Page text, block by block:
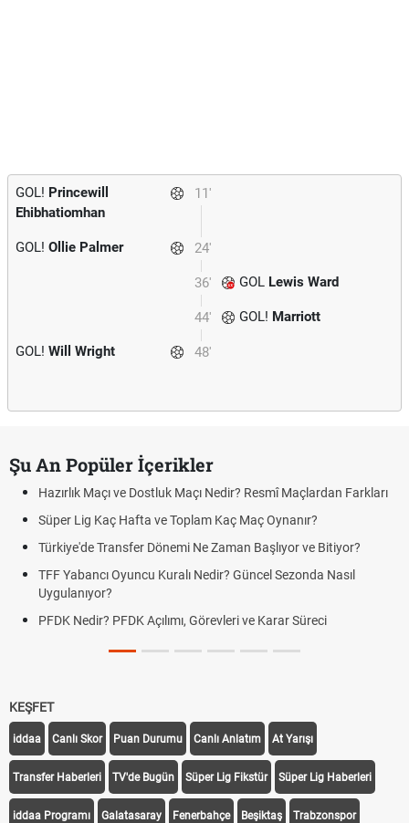
11'
GOL! Princewill
Ehibhatiomhan
24'
GOL! Ollie Palmer
36' GOL Lewis Ward
44' GOL! Marriott
48'
GOL! Will Wright
Şu An Popüler İçerikler
Hazırlık Maçı ve Dostluk Maçı Nedir? Resmî Maçlardan Farkları
Süper Lig Kaç Hafta ve Toplam Kaç Maç Oynanır?
Türkiye'de Transfer Dönemi Ne Zaman Başlıyor ve Bitiyor?
TFF Yabancı Oyuncu Kuralı Nedir? Güncel Sezonda Nasıl
Uygulanıyor?
PFDK Nedir? PFDK Açılımı, Görevleri ve Karar Süreci
KEŞFET
iddaa Canlı Skor Puan Durumu Canlı Anlatım At Yarışı
Transfer Haberleri TV'de Bugün Süper Lig Fikstür Süper Lig Haberleri
iddaa Programı Galatasaray Fenerbahçe Beşiktaş Trabzonspor